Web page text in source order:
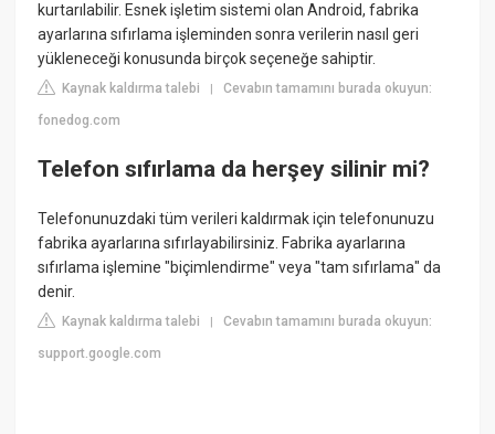
kurtarılabilir. Esnek işletim sistemi olan Android, fabrika
ayarlarına sıfırlama işleminden sonra verilerin nasıl geri
yükleneceği konusunda birçok seçeneğe sahiptir.
Kaynak kaldırma talebi |Cevabın tamamını burada okuyun:
fonedog.com
Telefon sıfırlama da herşey silinir mi?
Telefonunuzdaki tüm verileri kaldırmak için telefonunuzu
fabrika ayarlarına sıfırlayabilirsiniz. Fabrika ayarlarına
sıfırlama işlemine "biçimlendirme" veya "tam sıfırlama" da
denir.
Kaynak kaldırma talebi |Cevabın tamamını burada okuyun:
support.google.com